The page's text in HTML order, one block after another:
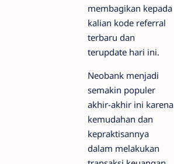
membagikan kepada
kalian kode referral
terbaru dan
terupdate hari ini.
Neobank menjadi
semakin populer
akhir-akhir ini karena
kemudahan dan
kepraktisannya
dalam melakukan